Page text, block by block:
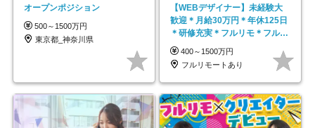
オープンポジション
500～1500万円
東京都_神奈川県
【WEBデザイナー】未経験大
歓迎＊月給30万円＊年休125日
＊研修充実＊フルリモ＊フルフ
レックス＊
400～1500万円
フルリモートあり